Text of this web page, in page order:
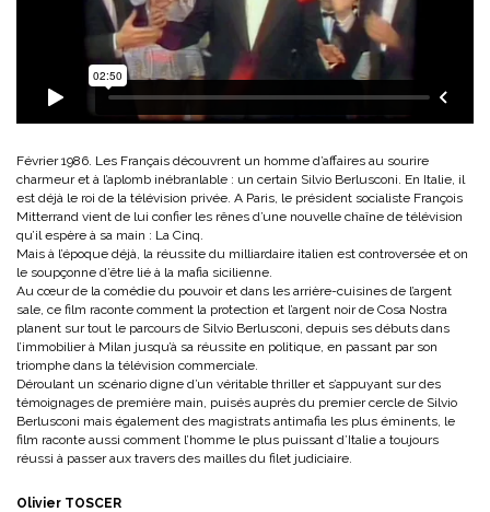
Février 1986. Les Français découvrent un homme d’affaires au sourire
charmeur et à l’aplomb inébranlable : un certain Silvio Berlusconi. En Italie, il
est déjà le roi de la télévision privée. A Paris, le président socialiste François
Mitterrand vient de lui confier les rênes d’une nouvelle chaîne de télévision
qu’il espère à sa main : La Cinq.
Mais à l’époque déjà, la réussite du milliardaire italien est controversée et on
le soupçonne d’être lié à la mafia sicilienne.
Au cœur de la comédie du pouvoir et dans les arrière-cuisines de l’argent
sale, ce film raconte comment la protection et l’argent noir de Cosa Nostra
planent sur tout le parcours de Silvio Berlusconi, depuis ses débuts dans
l’immobilier à Milan jusqu’à sa réussite en politique, en passant par son
triomphe dans la télévision commerciale.
Déroulant un scénario digne d’un véritable thriller et s’appuyant sur des
témoignages de première main, puisés auprès du premier cercle de Silvio
Berlusconi mais également des magistrats antimafia les plus éminents, le
film raconte aussi comment l’homme le plus puissant d’Italie a toujours
réussi à passer aux travers des mailles du filet judiciaire.
Olivier TOSCER